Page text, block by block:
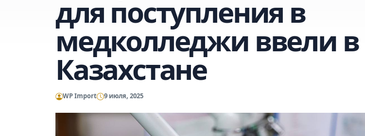
для поступления в
медколледжи ввели в
Казахстане
WP Import 9 июля, 2025